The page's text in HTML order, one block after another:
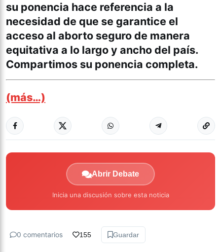
su ponencia hace referencia a la
necesidad de que se garantice el
acceso al aborto seguro de manera
equitativa a lo largo y ancho del país.
Compartimos su ponencia completa.
(más…)
Abrir Debate
Inicia una discusión sobre esta noticia
0 comentarios 155 Guardar